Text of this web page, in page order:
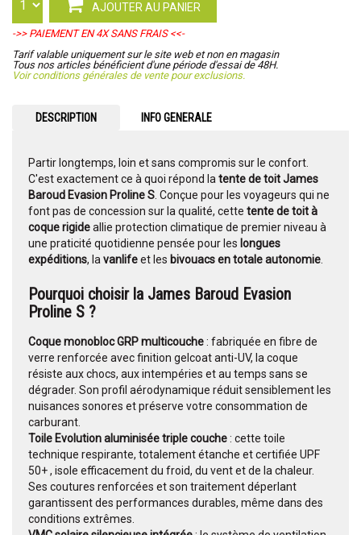
AJOUTER AU PANIER
->> PAIEMENT EN 4X SANS FRAIS <<-
Tarif valable uniquement sur le site web et non en magasin
Tous nos articles bénéficient d'une période d'essai de 48H.
Voir conditions générales de vente pour exclusions.
DESCRIPTION INFO GENERALE
Partir longtemps, loin et sans compromis sur le confort.
C'est exactement ce à quoi répond la tente de toit James
Baroud Evasion Proline S . Conçue pour les voyageurs qui ne
font pas de concession sur la qualité, cette tente de toit à
coque rigideallie protection climatique de premier niveau à
une praticité quotidienne pensée pour les longues
expéditions, la vanlifeet les bivouacs en totale autonomie
Pourquoi choisir la James Baroud Evasion
Proline S ?
Coque monobloc GRP multicouche: fabriquée en fibre de
verre renforcée avec finition gelcoat anti-UV, la coque
résiste aux chocs, aux intempéries et au temps sans se
dégrader. Son profil aérodynamique réduit sensiblement les
nuisances sonores et préserve votre consommation de
carburant.
Toile Evolution aluminisée triple couche: cette toile
technique respirante, totalement étanche et certifiée UPF
50+ , isole efficacement du froid, du vent et de la chaleur.
Ses coutures renforcées et son traitement déperlant
garantissent des performances durables, même dans des
conditions extrêmes.